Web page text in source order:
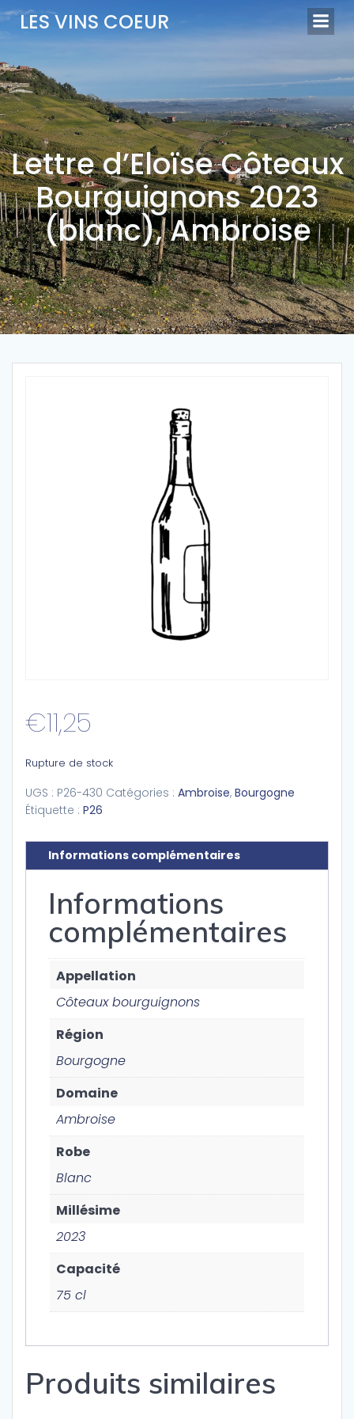
Aller
au
contenu
LES VINS COEUR
Lettre d’Eloïse Côteaux
Bourguignons 2023
(blanc), Ambroise
€11,25
Rupture de stock
UGS : P26-430 Catégories : Ambroise, Bourgogne
Étiquette : P26
Informations complémentaires
Informations
complémentaires
Appellation
Côteaux bourguignons
Région
Bourgogne
Domaine
Ambroise
Robe
Blanc
Millésime
2023
Capacité
75 cl
Produits similaires